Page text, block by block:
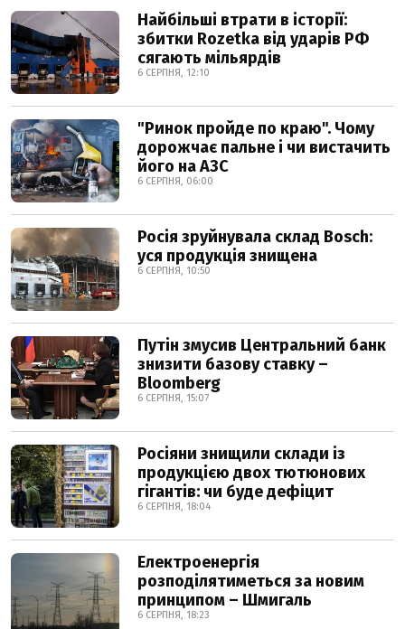
Найбільші втрати в історії:
збитки Rozetka від ударів РФ
сягають мільярдів
6 СЕРПНЯ, 12:10
"Ринок пройде по краю". Чому
дорожчає пальне і чи вистачить
його на АЗС
6 СЕРПНЯ, 06:00
Росія зруйнувала склад Bosch:
уся продукція знищена
6 СЕРПНЯ, 10:50
Путін змусив Центральний банк
знизити базову ставку –
Bloomberg
6 СЕРПНЯ, 15:07
Росіяни знищили склади із
продукцією двох тютюнових
гігантів: чи буде дефіцит
6 СЕРПНЯ, 18:04
Електроенергія
розподілятиметься за новим
принципом – Шмигаль
6 СЕРПНЯ, 18:23